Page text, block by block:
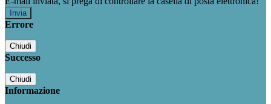
Errore
Chiudi
Successo
Chiudi
Informazione